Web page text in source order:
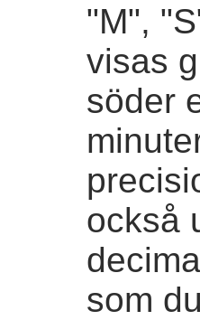
"M",
visas
söder
också
som